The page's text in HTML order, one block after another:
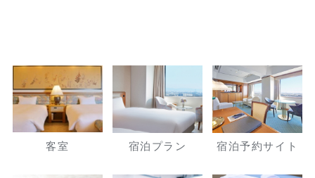
客室 宿泊プラン 宿泊予約サイト